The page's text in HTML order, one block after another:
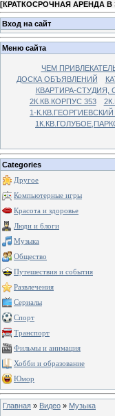
[КРАТКОСРОЧНАЯ АРЕНДА В
Вход на сайт
Меню сайта
ЧЕМ
ДОСКА ОБЪЯВЛЕНИЙ
КВАРТИРА-СТУДИЯ,
2К.КВ.КОРПУС 353
1-К.КВ.ГЕОРГИЕВСКИЙ
Categories
Другое
Компьютерные игры
Красота и здоровье
Люди и блоги
Музыка
Общество
Путешествия и события
Развлечения
Сериалы
Спорт
Транспорт
Фильмы и анимация
Хобби и образование
Юмор
Главная » Видео » Музыка